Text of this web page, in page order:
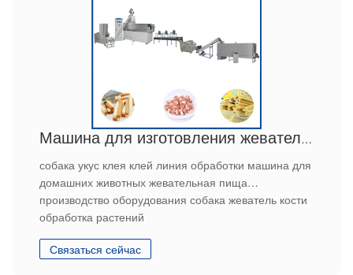
Машина для изготовления жевательных таблеток для домашних животных
собака укус клея клей линия обработки машина для
домашних животных жевательная пища
производство оборудования собака жеватель кости
обработка растений
Связаться сейчас